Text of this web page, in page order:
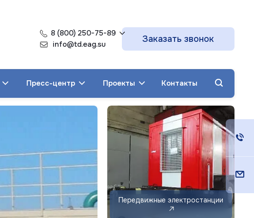
8 (800) 250-75-89
info@td.eag.su
Заказать звонок
Пресс-центр Проекты Контакты
Дизельные
генераторы ЭТРО
до 5000 кВт
Передвижные электростанции